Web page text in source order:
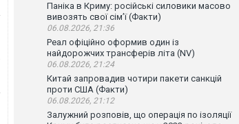
Паніка в Криму: російські силовики масово
вивозять свої сім’ї (Факти)
06.08.2026, 21:36
Реал офіційно оформив один із
найдорожчих трансферів літа (NV)
06.08.2026, 21:24
Китай запровадив чотири пакети санкцій
проти США (Факти)
06.08.2026, 21:12
Залужний розповів, що операція по ізоляції